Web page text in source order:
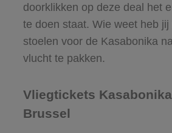
doorklikken op deze deal het
te doen staat. Wie weet heb
stoelen voor de Kasabonika
vlucht te pakken.
Vliegtickets
Brussel